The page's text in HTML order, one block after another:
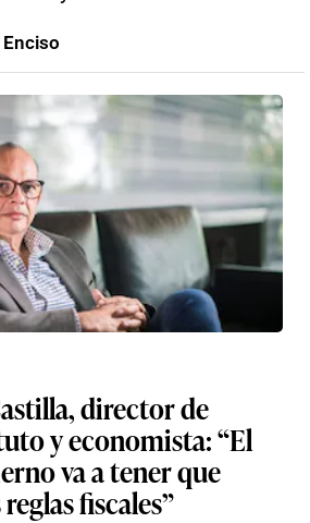
director de
y economista: “El
va a tener que
fiscales”